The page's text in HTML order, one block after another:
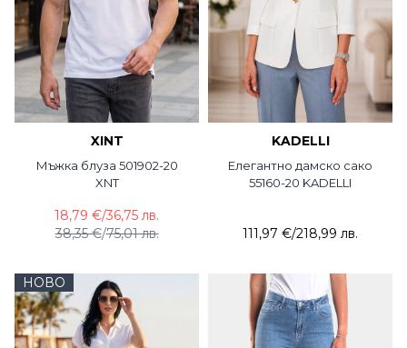
XINT
Мъжка блуза 501902-20
XNT
38,35 €/75,01 лв.
18,79 €/36,75 лв.
KADELLI
Елегантно дамско сако
55160-20 KADELLI
111,97 €/218,99 лв.
НОВО